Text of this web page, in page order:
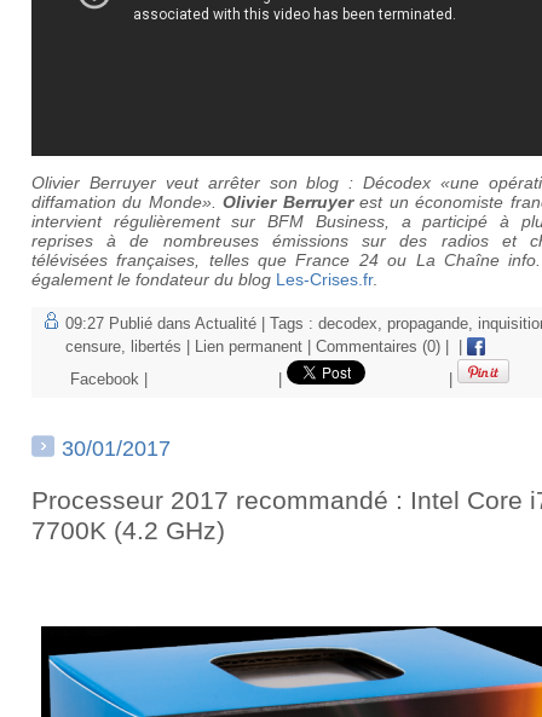
Olivier Berruyer veut arrêter son blog : Décodex «une
diffamation du Monde».Olivier Berruyerest un économiste
intervient régulièrement sur BFM Business, a participé à
reprises à de nombreuses émissions sur des radios et
télévisées françaises, telles que France 24 ou La Chaîne
également le fondateur du blog Les-Crises.fr.
09:27 Publié dans Actualité | Tags : decodex, propagande,
censure, libertés Lien permanent Commentaires (0)
Facebook
30/01/2017
Processeur 2017 recommandé : Intel Core
7700K (4.2 GHz)